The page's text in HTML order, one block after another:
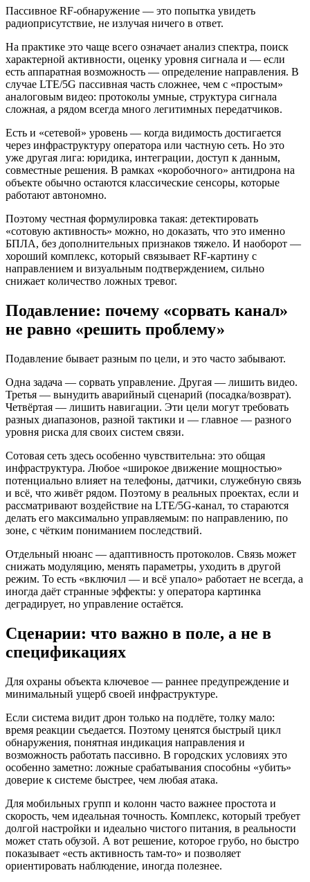
Пассивное RF‑обнаружение — это попытка увидеть
радиоприсутствие, не излучая ничего в ответ.
На практике это чаще всего означает анализ спектра, поиск
характерной активности, оценку уровня сигнала и — если
есть аппаратная возможность — определение направления. В
случае LTE/5G пассивная часть сложнее, чем с «простым»
аналоговым видео: протоколы умные, структура сигнала
сложная, а рядом всегда много легитимных передатчиков.
Есть и «сетевой» уровень — когда видимость достигается
через инфраструктуру оператора или частную сеть. Но это
уже другая лига: юридика, интеграции, доступ к данным,
совместные решения. В рамках «коробочного» антидрона на
объекте обычно остаются классические сенсоры, которые
работают автономно.
Поэтому честная формулировка такая: детектировать
«сотовую активность» можно, но доказать, что это именно
БПЛА, без дополнительных признаков тяжело. И наоборот —
хороший комплекс, который связывает RF‑картину с
направлением и визуальным подтверждением, сильно
снижает количество ложных тревог.
Подавление: почему «сорвать канал»
не равно «решить проблему»
Подавление бывает разным по цели, и это часто забывают.
Одна задача — сорвать управление. Другая — лишить видео.
Третья — вынудить аварийный сценарий (посадка/возврат).
Четвёртая — лишить навигации. Эти цели могут требовать
разных диапазонов, разной тактики и — главное — разного
уровня риска для своих систем связи.
Сотовая сеть здесь особенно чувствительна: это общая
инфраструктура. Любое «широкое движение мощностью»
потенциально влияет на телефоны, датчики, служебную связь
и всё, что живёт рядом. Поэтому в реальных проектах, если и
рассматривают воздействие на LTE/5G‑канал, то стараются
делать его максимально управляемым: по направлению, по
зоне, с чётким пониманием последствий.
Отдельный нюанс — адаптивность протоколов. Связь может
снижать модуляцию, менять параметры, уходить в другой
режим. То есть «включил — и всё упало» работает не всегда, а
иногда даёт странные эффекты: у оператора картинка
деградирует, но управление остаётся.
Сценарии: что важно в поле, а не в
спецификациях
Для охраны объекта ключевое — раннее предупреждение и
минимальный ущерб своей инфраструктуре.
Если система видит дрон только на подлёте, толку мало:
время реакции съедается. Поэтому ценятся быстрый цикл
обнаружения, понятная индикация направления и
возможность работать пассивно. В городских условиях это
особенно заметно: ложные срабатывания способны «убить»
доверие к системе быстрее, чем любая атака.
Для мобильных групп и колонн часто важнее простота и
скорость, чем идеальная точность. Комплекс, который требует
долгой настройки и идеально чистого питания, в реальности
может стать обузой. А вот решение, которое грубо, но быстро
показывает «есть активность там-то» и позволяет
ориентировать наблюдение, иногда полезнее.